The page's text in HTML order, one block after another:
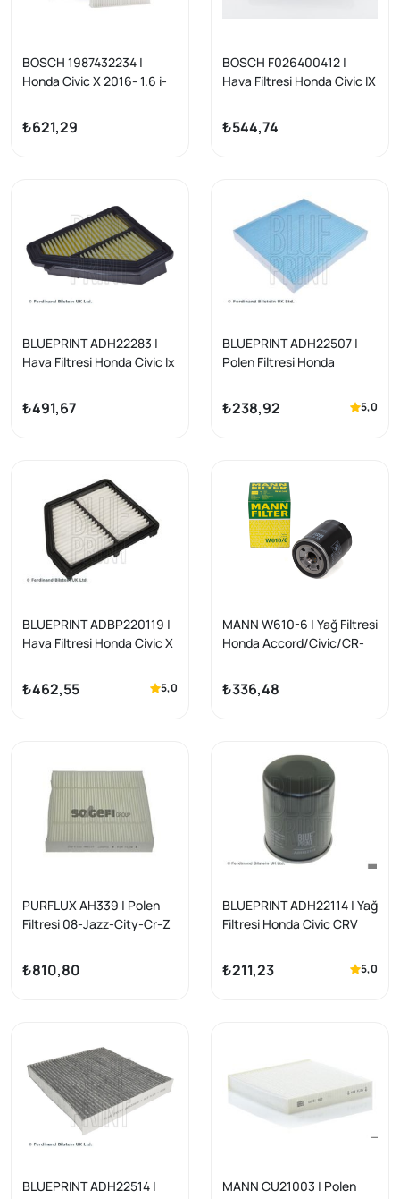
BOSCH 1987432234 |
Honda Civic X 2016- 1.6 i-
Jazz/City/CRZ/HR-V CR-V
1.5-1.6
₺621,29
BOSCH F026400412 |
Hava Filtresi Honda Civic IX
₺544,74
BLUEPRINT ADH22283 |
Hava Filtresi Honda Civic Ix
₺491,67
BLUEPRINT ADH22507 |
Polen Filtresi Honda
CR-V 07-12 1.6 Dizel
₺238,92 5,0
BLUEPRINT ADBP220119 |
Hava Filtresi Honda Civic X
₺462,55 5,0
MANN W610-6 | Yağ Filtresi
Honda Accord/Civic/CR-
₺336,48
PURFLUX AH339 | Polen
Filtresi 08-Jazz-City-Cr-Z
Civic/HR-V
₺810,80
BLUEPRINT ADH22114 | Yağ
Filtresi Honda Civic CRV
2015-
₺211,23 5,0
BLUEPRINT ADH22514 |
MANN CU21003 | Polen